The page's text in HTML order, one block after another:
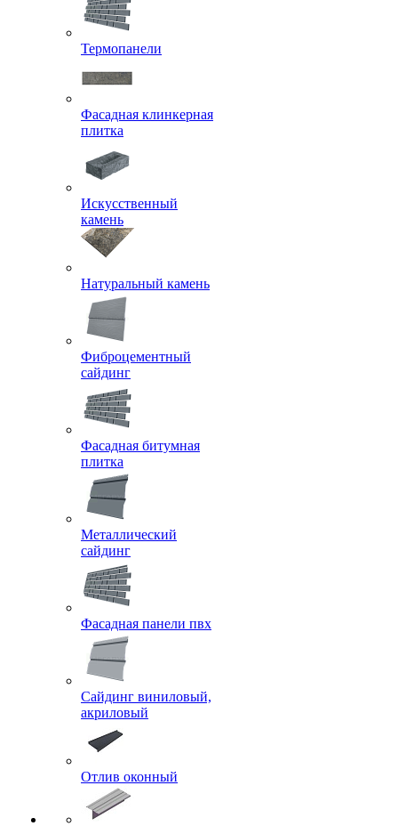
Термопанели
Фасадная клинкерная
плитка
Искусственный
камень
Натуральный камень
Фиброцементный
сайдинг
Фасадная битумная
плитка
Металлический
сайдинг
Фасадная панели пвх
Сайдинг виниловый,
акриловый
Отлив оконный